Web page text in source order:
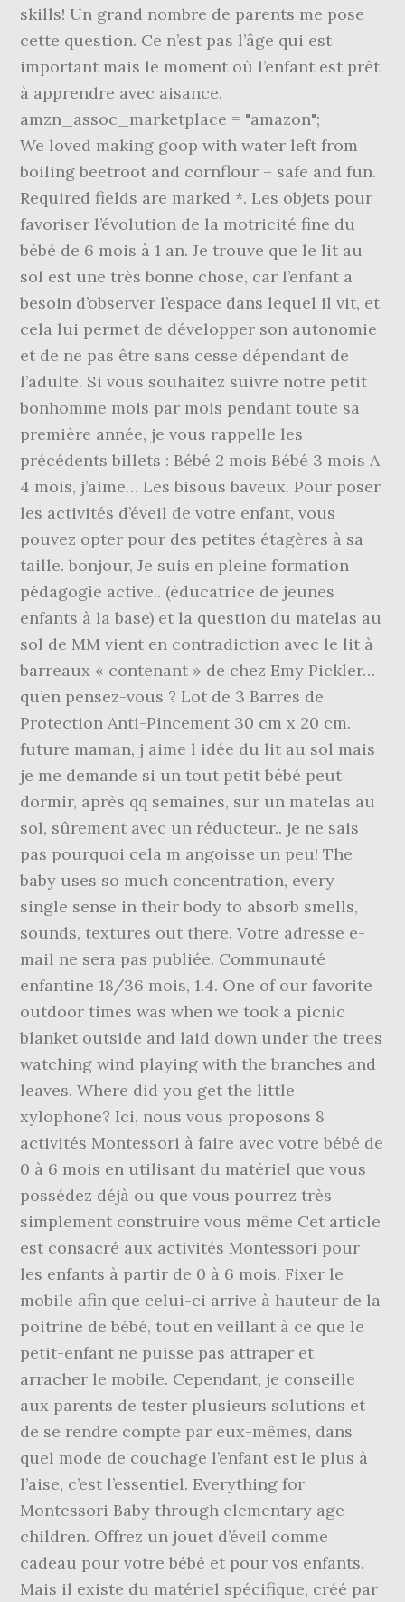
skills! Un grand nombre de parents me pose
cette question. Ce n’est pas l’âge qui est
important mais le moment où l’enfant est prêt
à apprendre avec aisance.
amzn_assoc_marketplace = "amazon";
We loved making goop with water left from
boiling beetroot and cornflour – safe and fun.
Required fields are marked *. Les objets pour
favoriser l’évolution de la motricité fine du
bébé de 6 mois à 1 an. Je trouve que le lit au
sol est une très bonne chose, car l’enfant a
besoin d’observer l’espace dans lequel il vit, et
cela lui permet de développer son autonomie
et de ne pas être sans cesse dépendant de
l’adulte. Si vous souhaitez suivre notre petit
bonhomme mois par mois pendant toute sa
première année, je vous rappelle les
précédents billets : Bébé 2 mois Bébé 3 mois A
4 mois, j’aime… Les bisous baveux. Pour poser
les activités d’éveil de votre enfant, vous
pouvez opter pour des petites étagères à sa
taille. bonjour, Je suis en pleine formation
pédagogie active.. (éducatrice de jeunes
enfants à la base) et la question du matelas au
sol de MM vient en contradiction avec le lit à
barreaux « contenant » de chez Emy Pickler…
qu’en pensez-vous ? Lot de 3 Barres de
Protection Anti-Pincement 30 cm x 20 cm.
future maman, j aime l idée du lit au sol mais
je me demande si un tout petit bébé peut
dormir, après qq semaines, sur un matelas au
sol, sûrement avec un réducteur.. je ne sais
pas pourquoi cela m angoisse un peu! The
baby uses so much concentration, every
single sense in their body to absorb smells,
sounds, textures out there. Votre adresse e-
mail ne sera pas publiée. Communauté
enfantine 18/36 mois, 1.4. One of our favorite
outdoor times was when we took a picnic
blanket outside and laid down under the trees
watching wind playing with the branches and
leaves. Where did you get the little
xylophone? Ici, nous vous proposons 8
activités Montessori à faire avec votre bébé de
0 à 6 mois en utilisant du matériel que vous
possédez déjà ou que vous pourrez très
simplement construire vous même Cet article
est consacré aux activités Montessori pour
les enfants à partir de 0 à 6 mois. Fixer le
mobile afin que celui-ci arrive à hauteur de la
poitrine de bébé, tout en veillant à ce que le
petit-enfant ne puisse pas attraper et
arracher le mobile. Cependant, je conseille
aux parents de tester plusieurs solutions et
de se rendre compte par eux-mêmes, dans
quel mode de couchage l’enfant est le plus à
l’aise, c’est l’essentiel. Everything for
Montessori Baby through elementary age
children. Offrez un jouet d’éveil comme
cadeau pour votre bébé et pour vos enfants.
Mais il existe du matériel spécifique, créé par